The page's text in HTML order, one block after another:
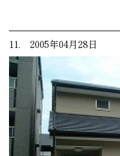
11. 2005年04月28日